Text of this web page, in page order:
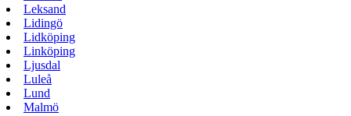
Leksand
Lidingö
Lidköping
Linköping
Ljusdal
Luleå
Lund
Malmö